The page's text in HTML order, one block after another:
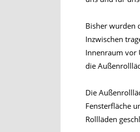
Bisher wurden
Inzwischen
Innenraum vor
die
Die
Fensterfläche
Rollläden